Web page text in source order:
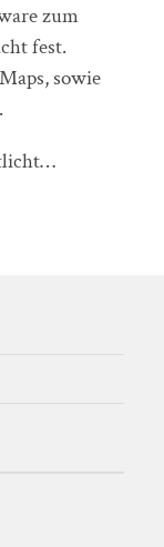
zum
fest.
sowie